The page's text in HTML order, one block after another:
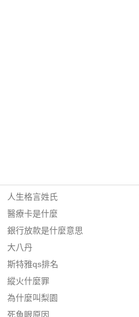
人生格言姓氏
醫療卡是什麼
銀行放款是什麼意思
大八丹
斯特雅qs排名
縱火什麼罪
為什麼叫梨園
死魚眼原因